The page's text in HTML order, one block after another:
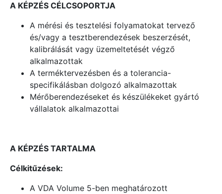
A KÉPZÉS CÉLCSOPORTJA
A mérési és tesztelési folyamatokat tervező
és/vagy a tesztberendezések beszerzését,
kalibrálását vagy üzemeltetését végző
alkalmazottak
A terméktervezésben és a tolerancia-
specifikálásban dolgozó alkalmazottak
Mérőberendezéseket és készülékeket gyártó
vállalatok alkalmazottai
A KÉPZÉS TARTALMA
Célkitűzések:
A VDA Volume 5-ben meghatározott